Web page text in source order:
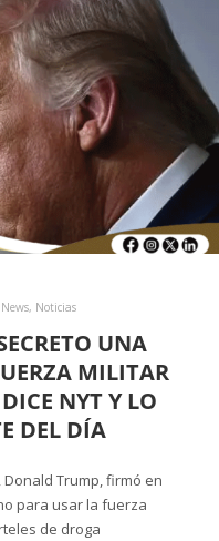
News, Noticias
UNA
MILITAR
NYT Y LO
DEL DÍA
Trump, firmó en
para usar la fuerza
de droga